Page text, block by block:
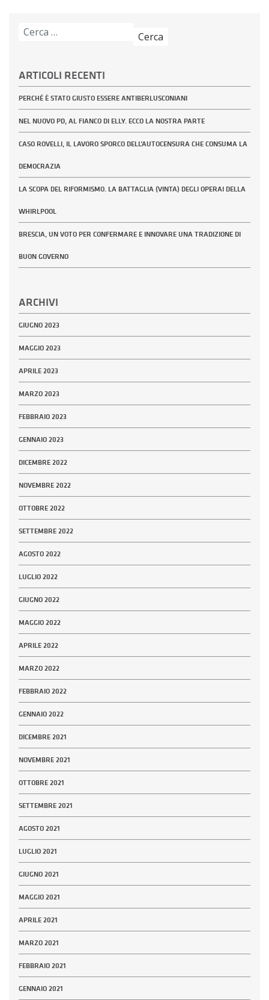
Ricerca
ARTICOLI RECENTI
PERCHÉ È STATO GIUSTO ESSERE ANTIBERLUSCONIANI
NEL NUOVO PD, AL FIANCO DI ELLY. ECCO LA NOSTRA PARTE
CASO ROVELLI, IL LAVORO SPORCO DELL’AUTOCENSURA CHE CONSUMA LA
DEMOCRAZIA
LA SCOPA DEL RIFORMISMO. LA BATTAGLIA (VINTA) DEGLI OPERAI DELLA
WHIRLPOOL
BRESCIA, UN VOTO PER CONFERMARE E INNOVARE UNA TRADIZIONE DI
BUON GOVERNO
ARCHIVI
GIUGNO 2023
MAGGIO 2023
APRILE 2023
MARZO 2023
FEBBRAIO 2023
GENNAIO 2023
DICEMBRE 2022
NOVEMBRE 2022
OTTOBRE 2022
SETTEMBRE 2022
AGOSTO 2022
LUGLIO 2022
GIUGNO 2022
MAGGIO 2022
APRILE 2022
MARZO 2022
FEBBRAIO 2022
GENNAIO 2022
DICEMBRE 2021
NOVEMBRE 2021
OTTOBRE 2021
SETTEMBRE 2021
AGOSTO 2021
LUGLIO 2021
GIUGNO 2021
MAGGIO 2021
APRILE 2021
MARZO 2021
FEBBRAIO 2021
GENNAIO 2021